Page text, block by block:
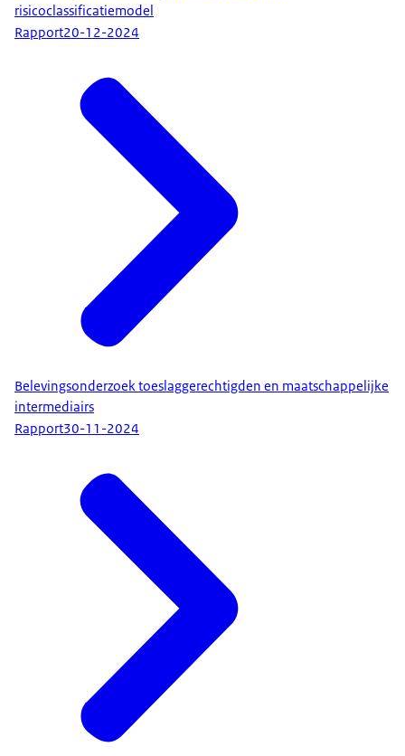
risicoclassificatiemodel
Rapport20-12-2024
Belevingsonderzoek toeslaggerechtigden en maatschappelijke
intermediairs
Rapport30-11-2024